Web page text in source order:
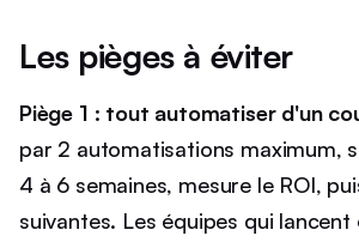
Les pièges à éviter
Piège 1 : tout automatiser d'un
par 2 automatisations maximum,
4 à 6 semaines, mesure le ROI,
suivantes. Les équipes qui lancent